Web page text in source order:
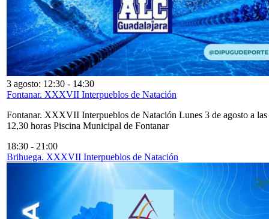
3 agosto: 12:30 - 14:30
Fontanar. XXXVII Interpueblos de Natación
Fontanar. XXXVII Interpueblos de Natación Lunes 3 de agosto a las
12,30 horas Piscina Municipal de Fontanar
18:30 - 21:00
Brihuega. XXXVII Interpueblos de Natación